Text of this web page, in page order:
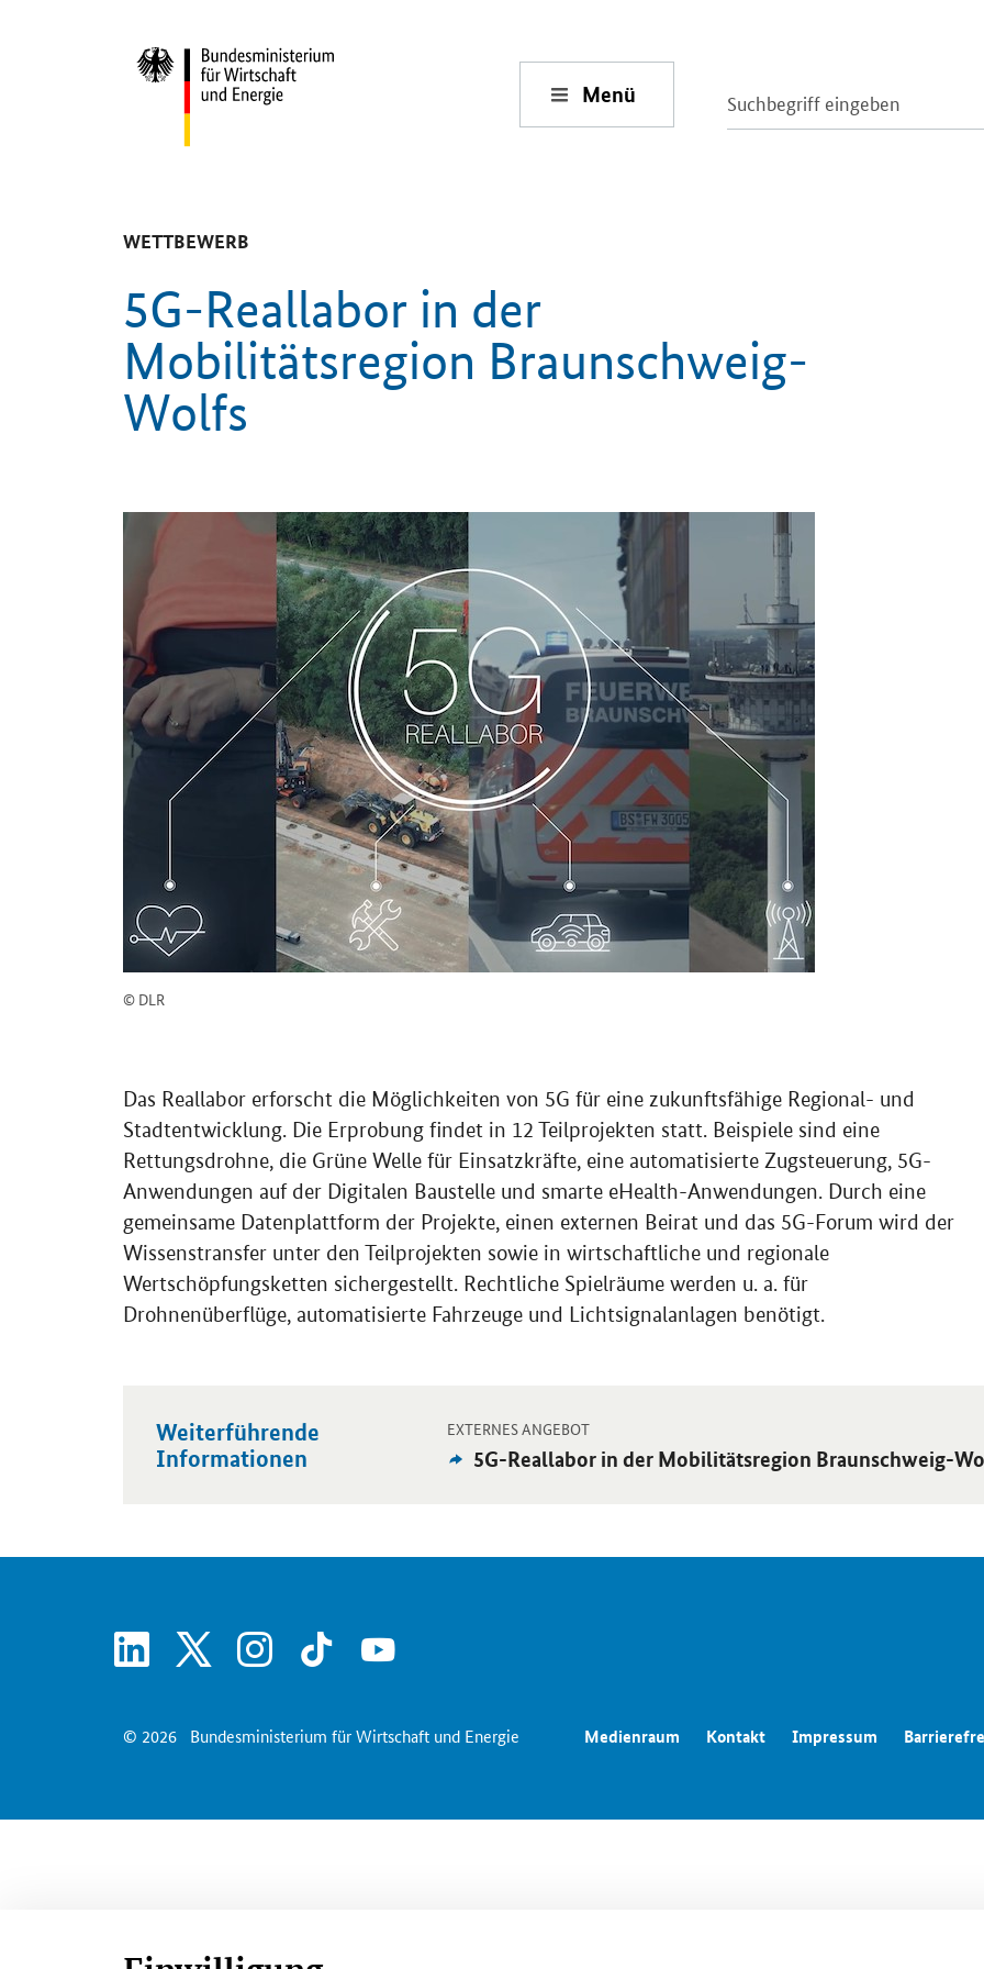
Menü
WETTBEWERB
5G-Reallabor in der
Mobilitätsregion Braunschweig-
Wolfs
© DLR
Das Reallabor erforscht die Möglichkeiten von 5G für eine zukunftsfähige Regional- und
Stadtentwicklung. Die Erprobung findet in 12 Teilprojekten statt. Beispiele sind eine
Rettungsdrohne, die Grüne Welle für Einsatzkräfte, eine automatisierte Zugsteuerung, 5G-
Anwendungen auf der Digitalen Baustelle und smarte eHealth-Anwendungen. Durch eine
gemeinsame Datenplattform der Projekte, einen externen Beirat und das 5G-Forum wird der
Wissenstransfer unter den Teilprojekten sowie in wirtschaftliche und regionale
Wertschöpfungsketten sichergestellt. Rechtliche Spielräume werden u. a. für
Drohnenüberflüge, automatisierte Fahrzeuge und Lichtsignalanlagen benötigt.
Weiterführende
Informationen
EXTERNES ANGEBOT-
Externes
Angebot:
5G-Reallabor in der Mobilitätsregion Braunschweig-
Öffnet Einzelsicht
linkedin instagram tiktok youtube
© 2026 Bundesministerium für Wirtschaft und Energie Medienraum Kontakt Impressum